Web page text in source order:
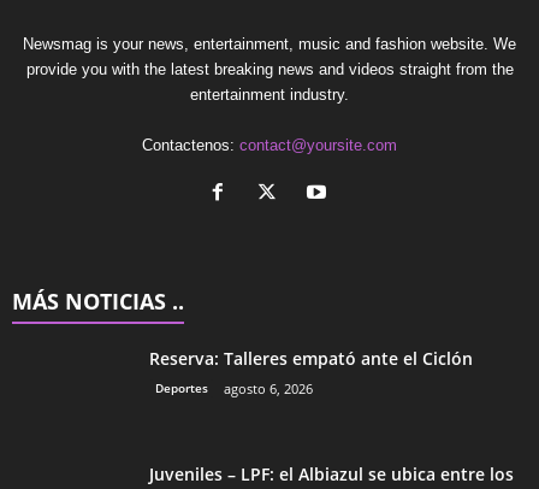
Newsmag is your news, entertainment, music and fashion website. We
provide you with the latest breaking news and videos straight from the
entertainment industry.
Contactenos: contact@yoursite.com
MÁS NOTICIAS ..
Reserva: Talleres empató ante el Ciclón
Deportes agosto 6, 2026
Juveniles – LPF: el Albiazul se ubica entre los